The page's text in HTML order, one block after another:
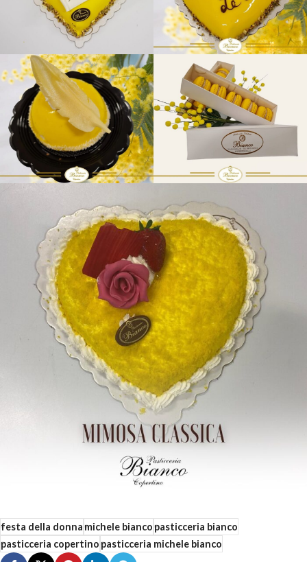
festa della donnamichele biancopasticceria bianco
pasticceria copertinopasticceria michele bianco